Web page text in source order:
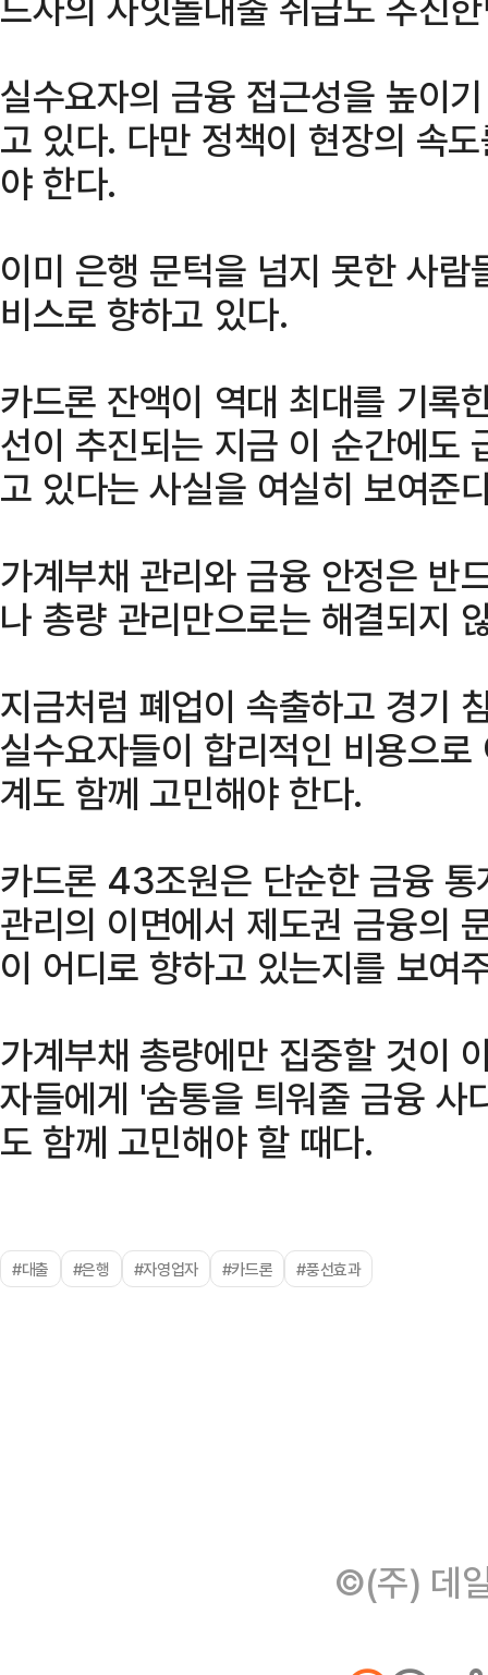
실수요자의 금융 접근성을 높이
고 있다. 다만 정책이 현장의 속
야 한다.
이미 은행 문턱을 넘지 못한 사
비스로 향하고 있다.
카드론 잔액이 역대 최대를 기록
선이 추진되는 지금 이 순간에도
고 있다는 사실을 여실히 보여준
가계부채 관리와 금융 안정은 반
나 총량 관리만으로는 해결되지
지금처럼 폐업이 속출하고 경기
실수요자들이 합리적인 비용으
계도 함께 고민해야 한다.
카드론 43조원은 단순한 금융
관리의 이면에서 제도권 금융의
이 어디로 향하고 있는지를 보여
가계부채 총량에만 집중할 것이
자들에게 '숨통을 틔워줄 금융 사
도 함께 고민해야 할 때다.
#대출 #은행 #자영업자 #카드론 #풍선효과
©(주) 데